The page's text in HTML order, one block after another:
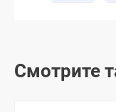
Смотрите